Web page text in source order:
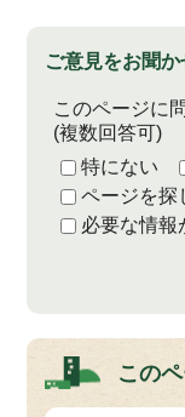
ご意見をお聞
このページに
(複数回答可)
特にない
ページを探
必要な情報
この